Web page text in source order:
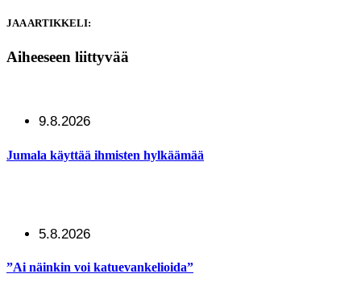
JAA ARTIKKELI:
Aiheeseen liittyvää
9.8.2026
Jumala käyttää ihmisten hylkäämää
5.8.2026
”Ai näinkin voi katuevankelioida”